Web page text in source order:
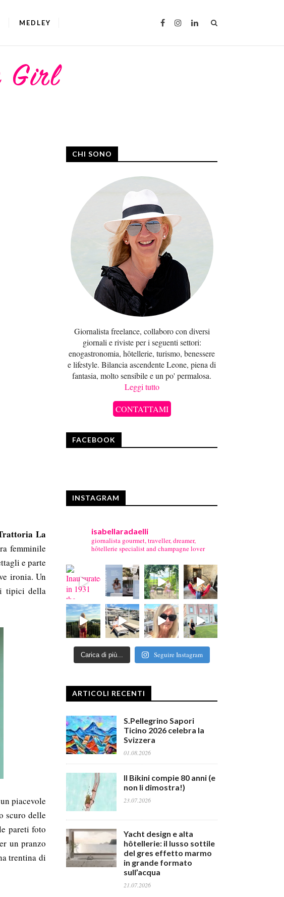
MEDLEY
La
femminile
e parte
ironia. Un
tipici della
piacevole
scuro delle
pareti foto
un pranzo
trentina di
CHI SONO
Giornalista freelance, collaboro con diversi
giornali e riviste per i seguenti settori:
enogastronomia, hôtellerie, turismo, benessere
e lifestyle. Bilancia ascendente Leone, piena di
fantasia, molto sensibile e un po' permalosa.
Leggi tutto
CONTATTAMI
FACEBOOK
INSTAGRAM
isabellaradaelli
giornalista gourmet, traveller, dreamer,
hôtellerie specialist and champagne lover
Carica di più... Seguire Instagram
ARTICOLI RECENTI
S.Pellegrino Sapori
Ticino 2026 celebra la
Svizzera
01.08.2026
Il Bikini compie 80 anni (e
non li dimostra!)
23.07.2026
Yacht design e alta
hôtellerie: il lusso sottile
del gres effetto marmo
in grande formato
sull’acqua
21.07.2026